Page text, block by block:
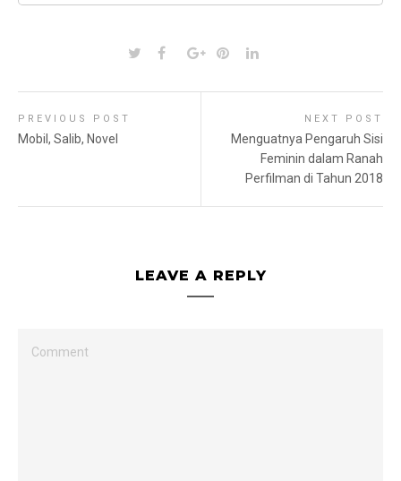
PREVIOUS POST
Mobil, Salib, Novel
NEXT POST
Menguatnya Pengaruh Sisi
Feminin dalam Ranah
Perfilman di Tahun 2018
LEAVE A REPLY